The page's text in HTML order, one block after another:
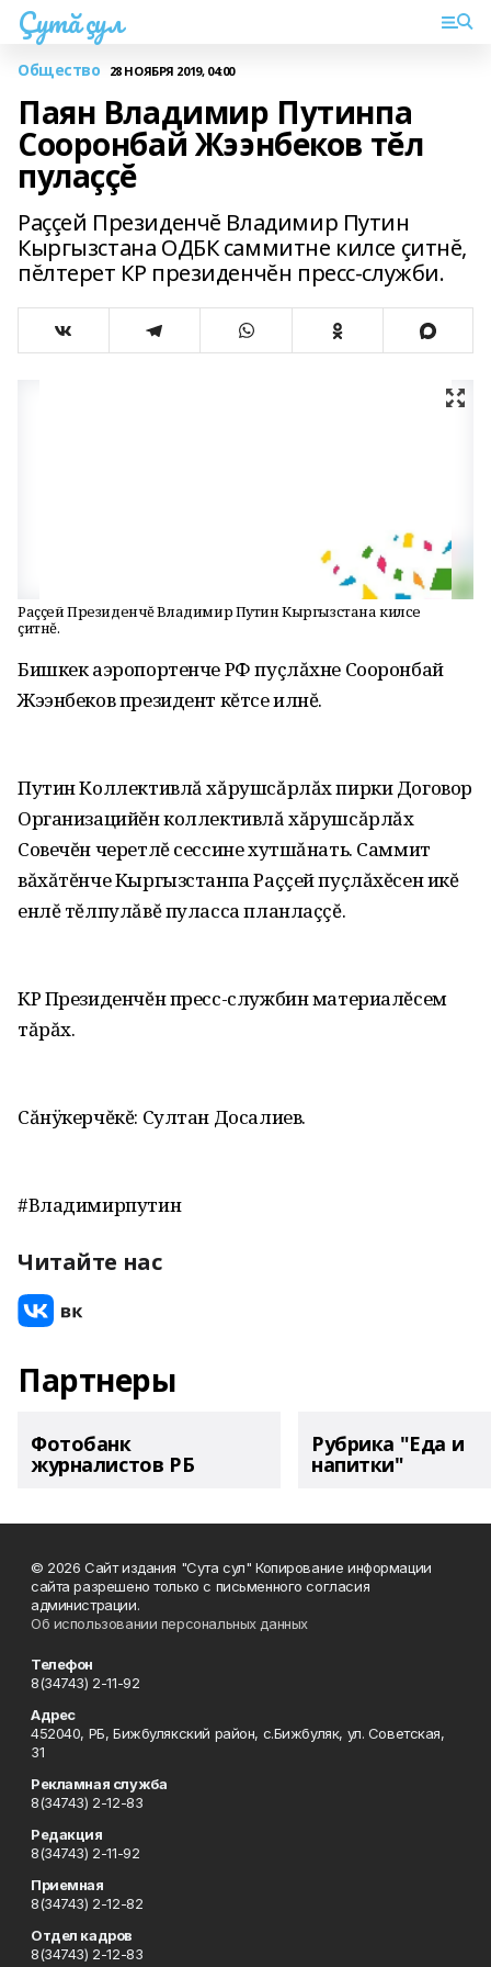
Çутă çул
Общество 28 НОЯБРЯ 2019, 04:00
Паян Владимир Путинпа
Сооронбай Жээнбеков тĕл
пулаççĕ
Раççей Президенчĕ Владимир Путин
Кыргызстана ОДБК саммитне килсе çитнĕ,
пĕлтерет КР президенчĕн пресс-служби.
Раççей Президенчĕ Владимир Путин Кыргызстана килсе
çитнĕ.
Бишкек аэропортенче РФ пуçлăхне Сооронбай
Жээнбеков президент кĕтсе илнĕ.
Путин Коллективлă хăрушсăрлăх пирки Договор
Организацийĕн коллективлă хăрушсăрлăх
Совечĕн черетлĕ сессине хутшăнать. Саммит
вăхăтĕнче Кыргызстанпа Раççей пуçлăхĕсен икĕ
енлĕ тĕлпулăвĕ пуласса планлаççĕ.
КР Президенчĕн пресс-службин материалĕсем
тăрăх.
Сăнÿкерчĕкĕ: Султан Досалиев.
#Владимирпутин
Читайте нас
Партнеры
Фотобанк
журналистов РБ
Рубрика "Еда и
напитки"
© 2026 Сайт издания "Сута сул" Копирование информации
сайта разрешено только с письменного согласия
администрации.
Об использовании персональных данных
Телефон
8(34743) 2-11-92
Адрес
452040, РБ, Бижбулякский район, с.Бижбуляк, ул. Советская,
31
Рекламная служба
8(34743) 2-12-83
Редакция
8(34743) 2-11-92
Приемная
8(34743) 2-12-82
Отдел кадров
8(34743) 2-12-83